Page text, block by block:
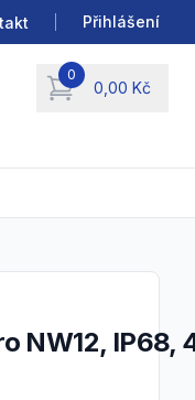
Přihlášení
0
0,00 Kč
items in cart, view
NW12,